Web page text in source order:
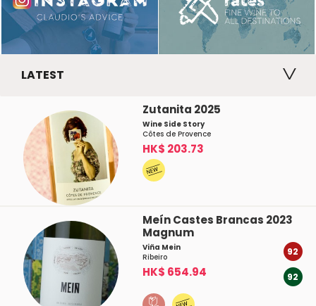
LATEST
Zutanita 2025
Wine Side Story
Côtes de Provence
HK$ 203.73
Meín Castes Brancas 2023
Magnum
Viña Mein
Ribeiro
HK$ 654.94
92
92